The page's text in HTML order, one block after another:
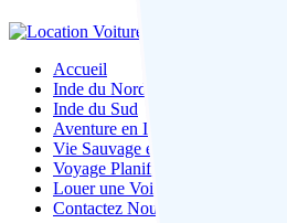
Accueil
Inde du Nord
Inde du Sud
Aventure en Inde
Vie Sauvage en Inde
Voyage Planification
Louer une Voiture
Contactez Nous